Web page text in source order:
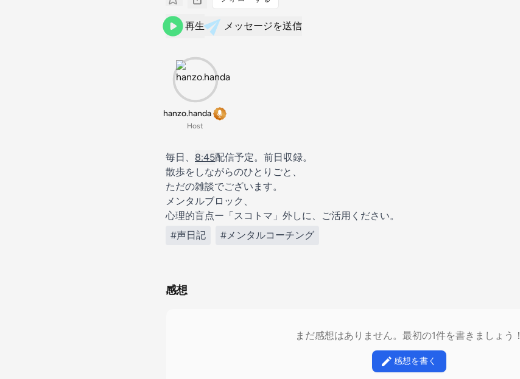
再生 メッセージを送信
hanzo.handa
Host
毎日、 8:45配信予定。前日収録。
散歩をしながらのひとりごと、
ただの雑談でございます。
メンタルブロック、
心理的盲点ー「スコトマ」外しに、ご活用ください。
#声日記
#メンタルコーチング
感想
まだ感想はありません。最初の1件を書きましょう！
感想を書く